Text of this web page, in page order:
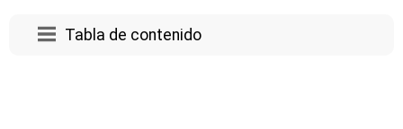
Tabla de contenido